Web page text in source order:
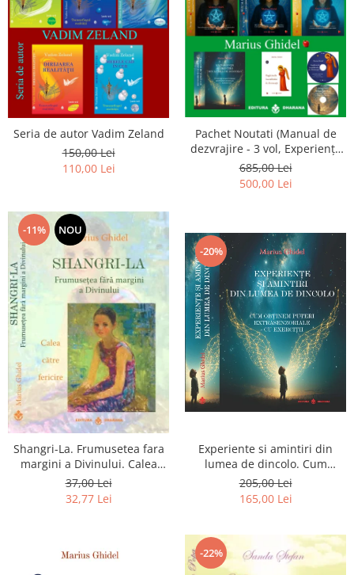
Seria de autor Vadim Zeland
150,00 Lei
110,00 Lei
Pachet Noutati (Manual de
dezvrajire - 3 vol, Experiențe
și amintiri, Rugăciunile
Luceafarului de dimineata) -
Marius Ghidel
685,00 Lei
500,00 Lei
-11% NOU
Shangri-La. Frumusetea fara
margini a Divinului. Calea
catre fericire
37,00 Lei
32,77 Lei
-20%
Experiente si amintiri din
lumea de dincolo. Cum
obtinem puteri
extrasenzoriale - cu exercitii
205,00 Lei
165,00 Lei
-22%